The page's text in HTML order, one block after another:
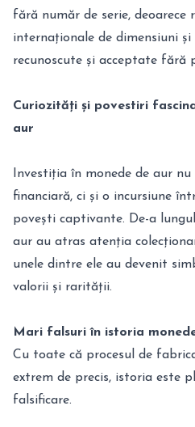
fără număr de serie, deoarece
internaționale de dimensiuni
recunoscute și acceptate fără
Curiozități și povestiri
aur
Investiția în monede de aur
financiară, ci și o incursiune
povești captivante. De-a
aur au atras atenția
unele dintre ele au devenit
valorii și rarității.
Mari falsuri în istoria
Cu toate că procesul de
extrem de precis, istoria este
falsificare.